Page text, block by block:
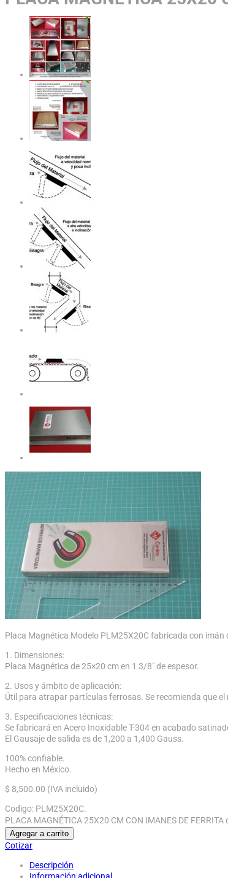
Placa Magnética Modelo PLM25X20C fabricada con imán
1. Dimensiones:
Placa Magnética de 25×20 cm en 1 3/8″ de espesor.
2. Usos y ámbito de aplicación:
Útil para atrapar partículas ferrosas. Se recomienda que
3. Especificaciones técnicas:
Se fabricará en Acero Inoxidable T-304 en acabado
El Gausaje de salida es de 1,200 a 1,400 Gauss.
100% confiable.
Hecho en México.
$ 8,500.00 (IVA incluido)
Codigo: PLM25X20C.
PLACA MAGNÉTICA 25X20 CM CON IMANES DE
Agregar a carrito
Cotizar
Descripción
Información adicional